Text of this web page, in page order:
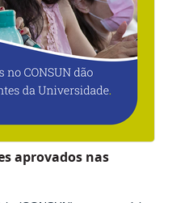
aprovados nas